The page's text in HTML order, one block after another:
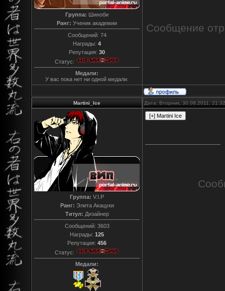
Группа: Шиноби
Ранг: Ученик академии
Сообщений: 74
Награды: 4
Репутация: 30
Статус:
Медали:
У вас пока нет ни одной медали.
Сообщение
Martini_Ice Дата: Вторник, 30.08.2011,
Группа: V.I.P
Ранг: Элита Акацуки
Титул: Дизайнер
Сообщений: 3603
Награды: 125
Репутация: 456
Статус:
Медали: